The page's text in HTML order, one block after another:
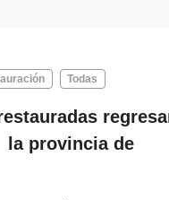
Todas
la provincia de